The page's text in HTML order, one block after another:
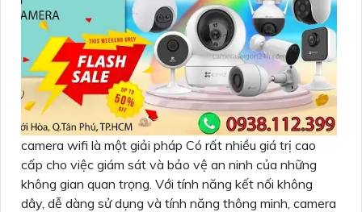
camera wifi là một giải pháp Có rất nhiều giá trị cao
cấp cho việc giám sát và bảo vệ an ninh của những
không gian quan trọng. Với tính năng kết nối không
dây, dễ dàng sử dụng và tính năng thông minh, camera